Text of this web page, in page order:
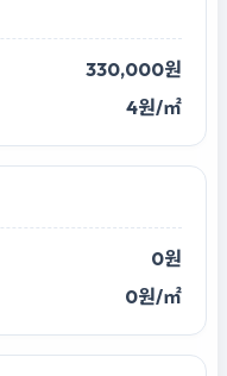
330,000원
4원/㎡
0원
0원/㎡